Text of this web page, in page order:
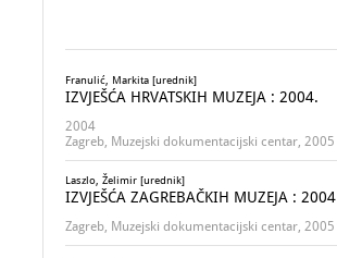
Franulić, Markita [urednik]
IZVJEŠĆA HRVATSKIH MUZEJA : 2004.
2004
Zagreb, Muzejski dokumentacijski centar, 2005
Laszlo, Želimir [urednik]
IZVJEŠĆA ZAGREBAČKIH MUZEJA : 2004
Zagreb, Muzejski dokumentacijski centar, 2005